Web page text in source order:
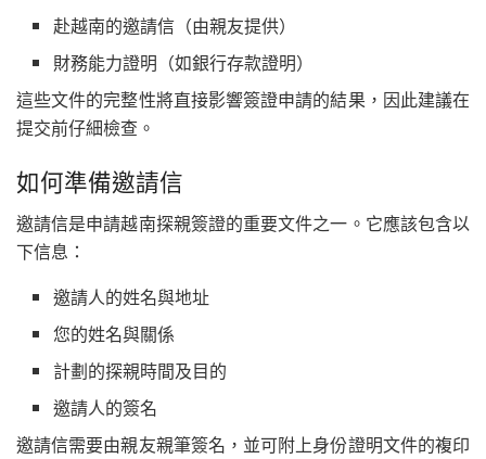
赴越南的邀請信（由親友提供）
財務能力證明（如銀行存款證明）
這些文件的完整性將直接影響簽證申請的結果，因此建議在
提交前仔細檢查。
如何準備邀請信
邀請信是申請越南探親簽證的重要文件之一。它應該包含以
下信息：
邀請人的姓名與地址
您的姓名與關係
計劃的探親時間及目的
邀請人的簽名
邀請信需要由親友親筆簽名，並可附上身份證明文件的複印